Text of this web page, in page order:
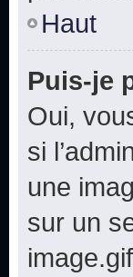
Haut
Puis-je
Oui,
si
une
sur un